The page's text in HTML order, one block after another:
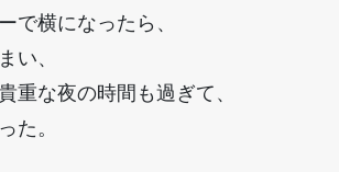
で横になったら、
い、
重な夜の時間も過ぎて、
た。